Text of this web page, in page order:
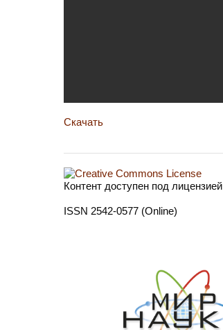
Скачать
Контент доступен под лицензией
ISSN 2542-0577 (Online)